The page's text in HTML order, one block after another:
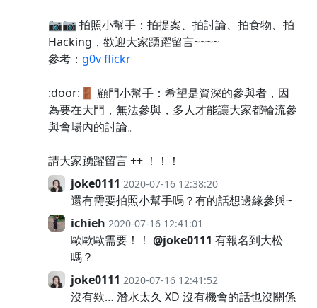
📷📷 拍照小幫手：拍提案、拍討論、拍食物、拍
Hacking，歡迎大家踴躍留言~~~~
參考： g0v flickr
:door:🚪 顧門小幫手：希望是資深的參與者，因
為要在大門，無法參與，多人才能讓大家都輪流參
與會場內的討論。
請大家踴躍留言 ++ ！！！
joke0111 2020-07-16 12:38:20
還有需要拍照小幫手嗎？有的話想邊緣參與~
ichieh 2020-07-16 12:41:01
歐歐歐需要！！ @joke0111 有報名到大松
嗎？
joke0111 2020-07-16 12:41:52
沒有欸… 潛水太久 XD 沒有機會的話也沒關係